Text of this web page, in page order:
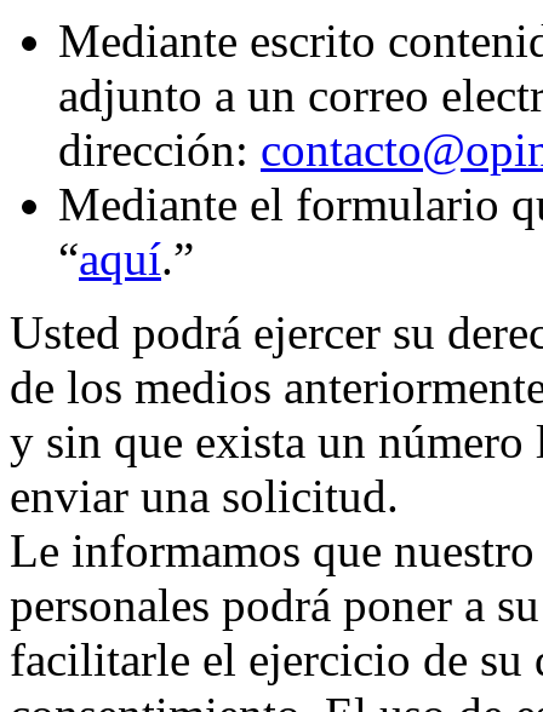
Mediante escrito
adjunto a un correo
dirección:
Mediante el formulario
“aquí.”
Usted podrá ejercer su
de los medios
y sin que exista un número
enviar una solicitud.
Le informamos que
personales podrá poner a
facilitarle el ejercicio de su